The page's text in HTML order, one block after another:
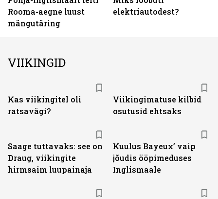
Rooma-aegne luust
mängutäring
elektriautodest?
VIIKINGID
Kas viikingitel oli
ratsavägi?
Viikingimatuse kilbid
osutusid ehtsaks
Saage tuttavaks: see on
Draug, viikingite
hirmsaim luupainaja
Kuulus Bayeux’ vaip
jõudis ööpimeduses
Inglismaale